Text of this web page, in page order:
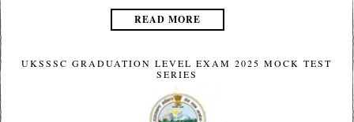
READ MORE
UKSSSC GRADUATION LEVEL EXAM 2025 MOCK TEST
SERIES